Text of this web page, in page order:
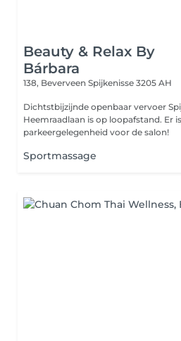
Beauty & Relax By
Bárbara
138, Beverveen Spijkenisse 3205 AH
Dichtstbijzijnde openbaar vervoer Spijkenisse, Metro
Heemraadlaan is op loopafstand. Er is gratis
parkeergelegenheid voor de salon!
Sportmassage